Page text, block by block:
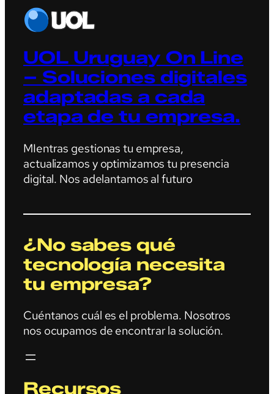
UOL Uruguay On Line
– Soluciones digitales
adaptadas a cada
etapa de tu empresa.
MIentras gestionas tu empresa,
actualizamos y optimizamos tu presencia
digital. Nos adelantamos al futuro
¿No sabes qué
tecnología necesita
tu empresa?
Cuéntanos cuál es el problema. Nosotros
nos ocupamos de encontrar la solución.
Recursos